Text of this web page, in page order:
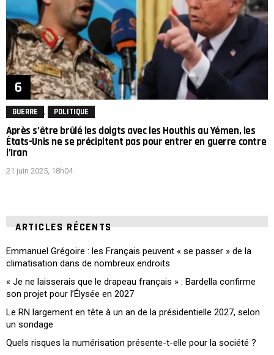
GUERRE , POLITIQUE
Après s’être brûlé les doigts avec les Houthis au Yémen, les
États-Unis ne se précipitent pas pour entrer en guerre contre
l’Iran
21 juin 2025, 18h04
ARTICLES RÉCENTS
Emmanuel Grégoire : les Français peuvent « se passer » de la
climatisation dans de nombreux endroits
« Je ne laisserais que le drapeau français » : Bardella confirme
son projet pour l’Élysée en 2027
Le RN largement en tête à un an de la présidentielle 2027, selon
un sondage
Quels risques la numérisation présente-t-elle pour la société ?